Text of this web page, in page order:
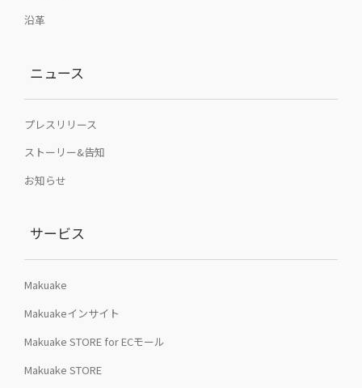
沿革
ニュース
プレスリリース
ストーリー&告知
お知らせ
サービス
Makuake
Makuakeインサイト
Makuake STORE for ECモール
Makuake STORE